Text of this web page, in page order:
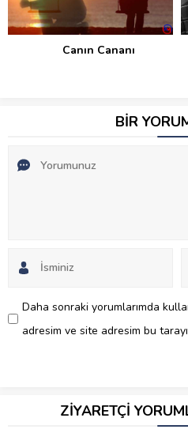
Canın Cananı
BİR
Daha sonraki yorumlarımda
adresim ve site adresim bu
ZİYARETÇİ